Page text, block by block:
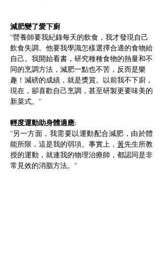
減肥變了愛下廚
“營養師要我紀錄每天的飲食，我才發現自己
飲食失調。他要我學識怎樣選擇合適的食物給
自己。我開始看書，研究種種食物的熱量和不
同的烹調方法，減肥一點也不苦，反而是樂
趣！減磅的成績，就是獎賞。以前我不下廚，
現在，卻喜歡自己烹調，甚至研製更要味美的
新菜式。”
輕度運動助身體適應:
“另一方面，我需要以運動配合減肥，由於體
能所限，這是我的弱項。事實上， 黃先生所教
授的運動，就連我的物理治療師，都認同是非
常見效的消脂方法。”